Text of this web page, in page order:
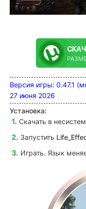
Версия игры: 0.47.1
27 июня 2026
Установка:
Скачать в
Запустить
Играть. Язык